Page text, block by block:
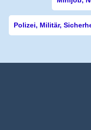
Polizei, Militär,